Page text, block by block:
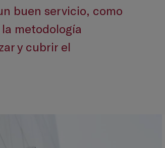
buen servicio, como
metodología
y cubrir el